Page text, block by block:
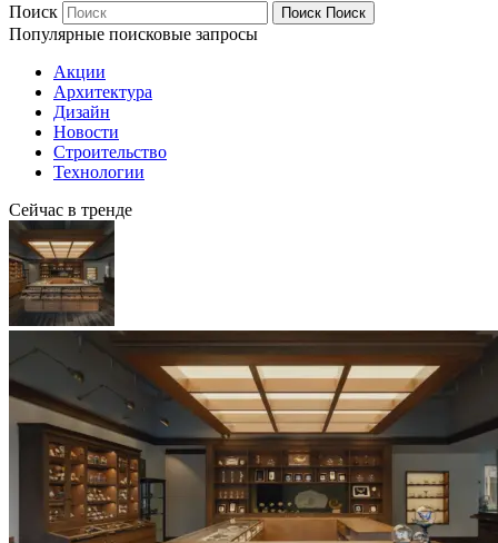
Поиск Поиск Поиск
Популярные поисковые запросы
Акции
Архитектура
Дизайн
Новости
Строительство
Технологии
Сейчас в тренде